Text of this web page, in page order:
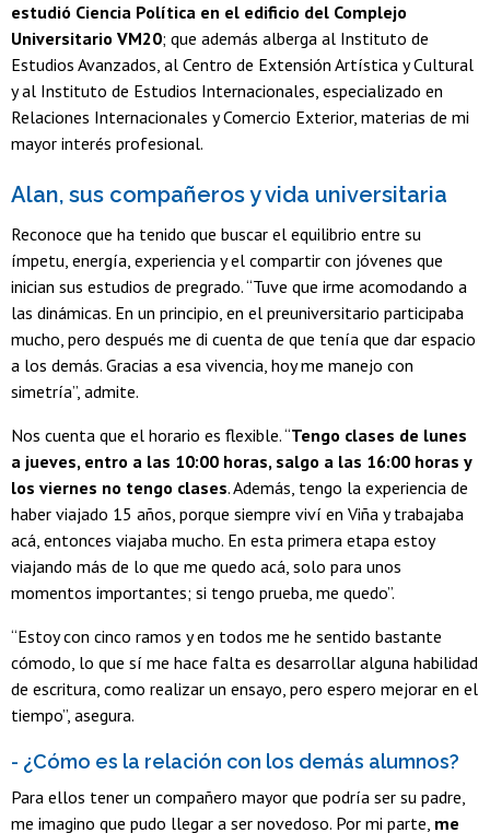
estudió Ciencia Política en el edificio del Complejo
Universitario VM20; que además alberga al Instituto de
Estudios Avanzados, al Centro de Extensión Artística y Cultural
y al Instituto de Estudios Internacionales, especializado en
Relaciones Internacionales y Comercio Exterior, materias de mi
mayor interés profesional.
Alan, sus compañeros y vida universitaria
Reconoce que ha tenido que buscar el equilibrio entre su
ímpetu, energía, experiencia y el compartir con jóvenes que
inician sus estudios de pregrado. “Tuve que irme acomodando a
las dinámicas. En un principio, en el preuniversitario participaba
mucho, pero después me di cuenta de que tenía que dar espacio
a los demás. Gracias a esa vivencia, hoy me manejo con
simetría”, admite.
Nos cuenta que el horario es flexible. “Tengo clases de lunes
a jueves, entro a las 10:00 horas, salgo a las 16:00 horas y
los viernes no tengo clases. Además, tengo la experiencia de
haber viajado 15 años, porque siempre viví en Viña y trabajaba
acá, entonces viajaba mucho. En esta primera etapa estoy
viajando más de lo que me quedo acá, solo para unos
momentos importantes; si tengo prueba, me quedo”.
“Estoy con cinco ramos y en todos me he sentido bastante
cómodo, lo que sí me hace falta es desarrollar alguna habilidad
de escritura, como realizar un ensayo, pero espero mejorar en el
tiempo”, asegura.
- ¿Cómo es la relación con los demás alumnos?
Para ellos tener un compañero mayor que podría ser su padre,
me imagino que pudo llegar a ser novedoso. Por mi parte, me